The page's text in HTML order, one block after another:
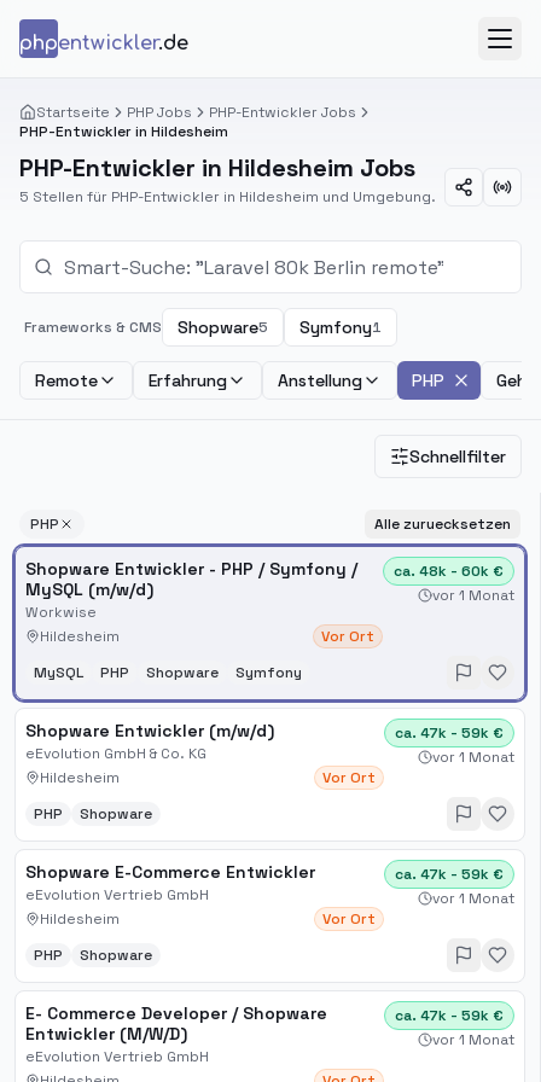
phpentwickler.de
Startseite PHP Jobs
PHP-Entwickler Jobs
PHP-Entwickler in Hildesheim
PHP-Entwickler in Hildesheim Jobs
5 Stellen für PHP-Entwickler in Hildesheim und Umgebung.
Frameworks & CMS Shopware5 Symfony1
Remote Erfahrung Anstellung PHP
Schnellfilter
PHP Alle zuruecksetzen
Shopware Entwickler - PHP / Symfony /
MySQL (m/w/d)
Workwise
Hildesheim
Vor Ort
ca. 48k - 60k €
vor 1 Monat
MySQL PHP Shopware Symfony
Shopware Entwickler (m/w/d)
eEvolution GmbH & Co. KG
Hildesheim
Vor Ort
ca. 47k - 59k €
vor 1 Monat
PHP Shopware
Shopware E-Commerce Entwickler
eEvolution Vertrieb GmbH
Hildesheim
Vor Ort
ca. 47k - 59k €
vor 1 Monat
PHP Shopware
E- Commerce Developer / Shopware
Entwickler (M/W/D)
eEvolution Vertrieb GmbH
ca. 47k - 59k €
vor 1 Monat